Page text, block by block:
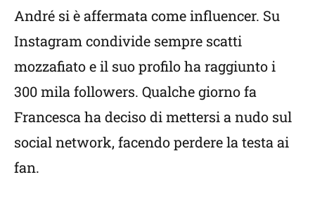
André si è affermata come influencer. Su
Instagram condivide sempre scatti
mozzafiato e il suo profilo ha raggiunto i
300 mila followers. Qualche giorno fa
Francesca ha deciso di mettersi a nudo sul
social network, facendo perdere la testa ai
fan.